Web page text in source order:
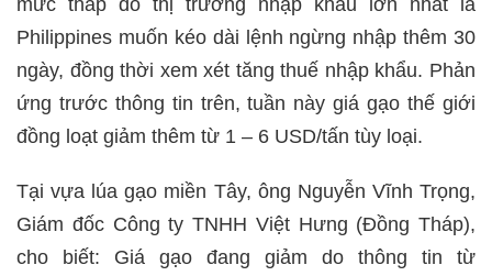
Philippines muốn kéo dài lệnh ngừng nhập thêm 30
ngày, đồng thời xem xét tăng thuế nhập khẩu. Phản
ứng trước thông tin trên, tuần này giá gạo thế giới
đồng loạt giảm thêm từ 1 – 6 USD/tấn tùy loại.
Tại vựa lúa gạo miền Tây, ông Nguyễn Vĩnh Trọng,
Giám đốc Công ty TNHH Việt Hưng (Đồng Tháp),
cho biết: Giá gạo đang giảm do thông tin từ